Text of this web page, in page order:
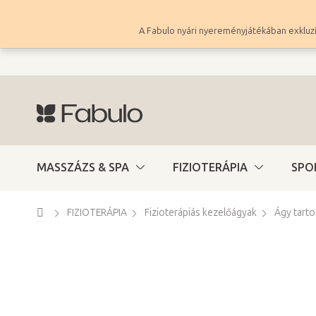
tartalomhoz
A Fabulo nyári nyereményjátékában
MASSZÁZS & SPA FIZIOTERÁPIA
Kezdőlap
FIZIOTERÁPIA Fizioterápiás kezelőágyak Ágy